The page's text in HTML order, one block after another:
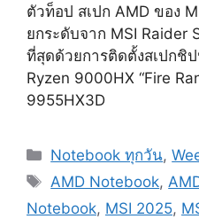
ตัวท็อป สเปก AMD ของ
ยกระดับจาก MSI Raider
ที่สุดด้วยการติดตั้งสเปกชิ
Ryzen 9000HX “Fire
9955HX3D
Categories
Notebook ทุกวัน,
Tags
AMD Notebook,
Notebook, MSI 2025,